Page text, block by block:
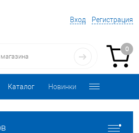
Вход Регистрация
0
Каталог Новинки